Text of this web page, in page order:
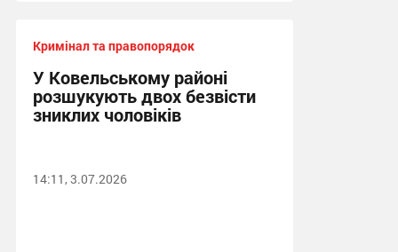
Кримінал та правопорядок
У Ковельському районі
розшукують двох безвісти
зниклих чоловіків
14:11, 3.07.2026